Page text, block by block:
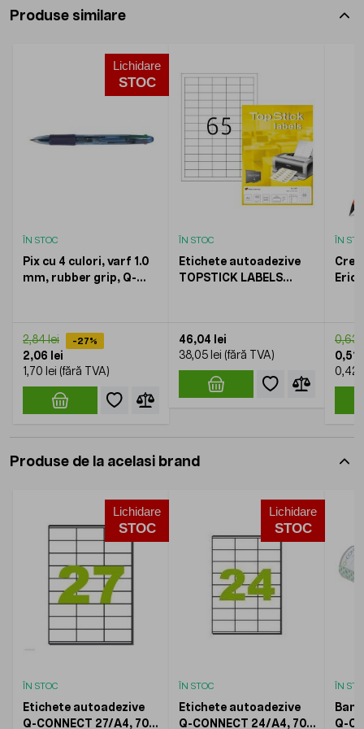
Produse similare
Lichidare
STOC
ÎN STOC
Pix cu 4 culori, varf 1.0
mm, rubber grip, Q-
2,84 lei -27%
2,06 lei
1,70 lei
ÎN STOC
Etichete autoadezive
TOPSTICK LABELS
46,04 lei
38,05 lei
ÎN
0,63
0,51
0,42
Produse de la acelasi brand
Lichidare
STOC
ÎN STOC
Etichete autoadezive
Q-CONNECT 27/A4, 70 x
Lichidare
STOC
ÎN STOC
Etichete autoadezive
Q-CONNECT 24/A4, 70 x
ÎN
Q-